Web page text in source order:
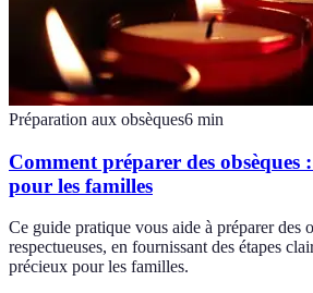
Préparation aux obsèques6 min
Comment préparer des
pour les familles
Ce guide pratique vous aide à préparer des
respectueuses, en fournissant des étapes
précieux pour les familles.